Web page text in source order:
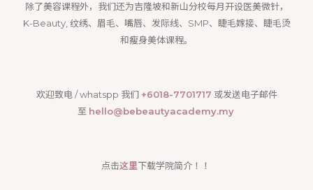
除了美容课程外，我们还为吉隆坡和新山分校每月开设医美微针，
K-Beauty, 纹绣、眉毛、嘴唇、发际线、SMP、睫毛嫁接、睫毛烫
和瘦身美体课程。
欢迎致电 / whatspp 我们+6018-7701717 或发送电子邮件
至 hello@bebeautyacademy.my
点击这里下载学院简介 ！！